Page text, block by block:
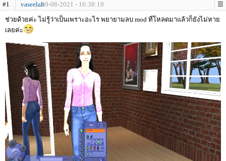
#1 vaseelah09-08-2021 - 16:38:19
ช่วยด้วยค่ะ ไม่รู้ว่าเป็นเพราะอะไร พยายามลบ mod ที่โหลดมาแล้วก็ยังไม่หาย
เลยค่ะ